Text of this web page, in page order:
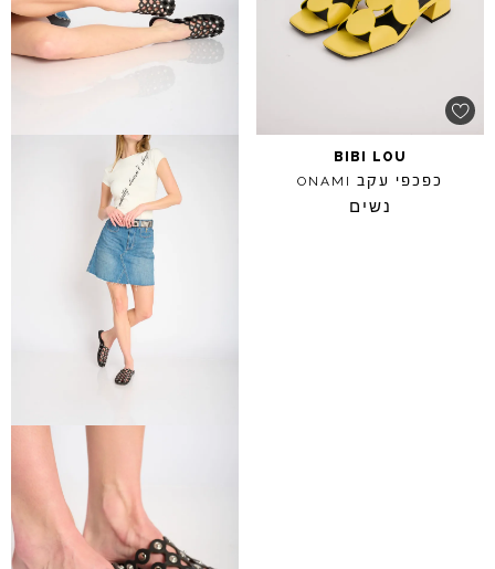
BIBI LOU
כפכפי עקב ONAMI
נשים